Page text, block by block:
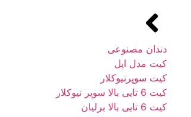
دندان مصنوعی
کیت مدل اپل
کیت سوپرنیوکلار
کیت 6 تایی بالا سوپر نیوکلار
کیت 6 تایی بالا برلیان